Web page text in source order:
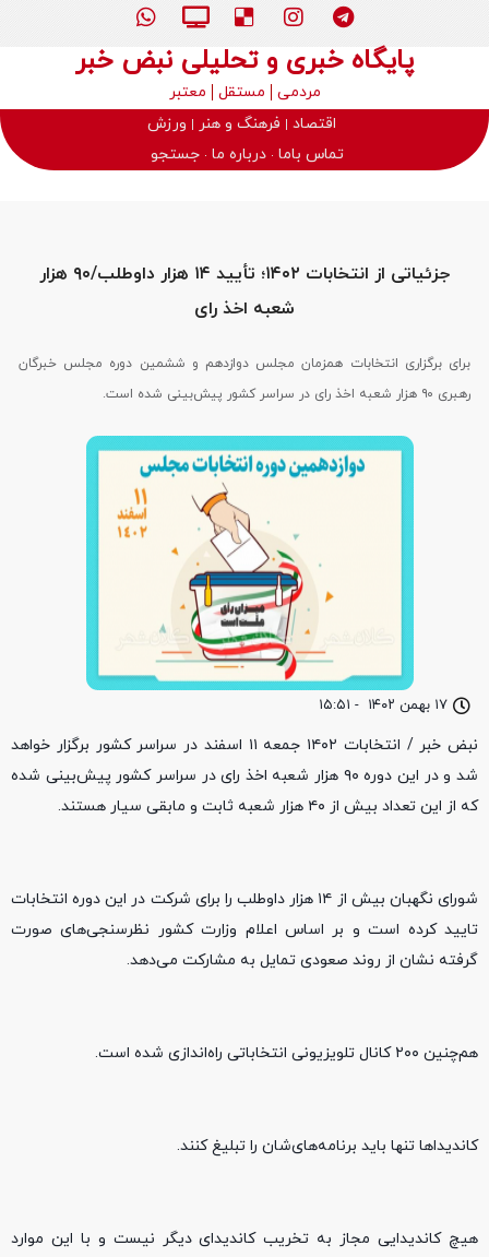
پایگاه خبری و تحلیلی نبض خبر
مردمی مستقل
معتبر
اقتصاد
فرهنگ و هنر
ورزش
تماس باما درباره ما جستجو
۱۷ بهمن ۱۴۰۲ - ۱۵:۵۱
جزئیاتی از انتخابات ۱۴۰۲؛ تأیید ۱۴ هزار داوطلب/۹۰ هزار
شعبه اخذ رای
برای برگزاری انتخابات همزمان مجلس دوازدهم و ششمین دوره مجلس خبرگان
رهبری ۹۰ هزار شعبه اخذ رای در سراسر کشور پیش‌بینی شده است.
نبض خبر / انتخابات ۱۴۰۲ جمعه ۱۱ اسفند در سراسر کشور برگزار خواهد
شد و در این دوره ۹۰ هزار شعبه اخذ رای در سراسر کشور پیش‌بینی شده
که از این تعداد بیش از ۴۰ هزار شعبه ثابت و مابقی سیار هستند.
شورای نگهبان بیش از ۱۴ هزار داوطلب را برای شرکت در این دوره انتخابات
تایید کرده است و بر اساس اعلام وزارت کشور نظرسنجی‌های صورت
گرفته نشان از روند صعودی تمایل به مشارکت می‌دهد.
هم‌چنین ۲۰۰ کانال تلویزیونی انتخاباتی راه‌اندازی شده است.
کاندیداها تنها باید برنامه‌های‌شان را تبلیغ کنند.
هیچ کاندیدایی مجاز به تخریب کاندیدای دیگر نیست و با این موارد